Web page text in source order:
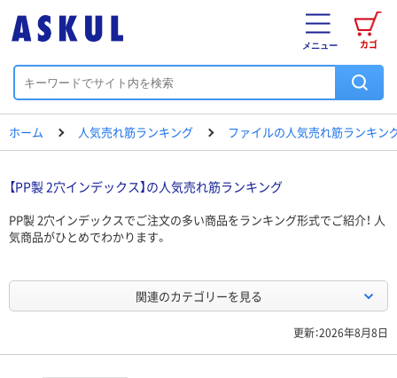
カゴ
メニュー
ホーム 人気売れ筋ランキング ファイルの人気売れ筋ランキン
【PP製 2穴インデックス】の人気売れ筋ランキング
PP製 2穴インデックスでご注文の多い商品をランキング形式でご紹介！ 人
気商品がひとめでわかります。
関連のカテゴリーを見る
更新：2026年8月8日